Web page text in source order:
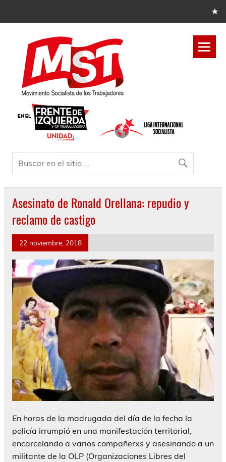
Asesinato de Ronald Orellana: repudio y
reclamo de castigo
22 noviembre, 2018
En horas de la madrugada del día de la fecha la
policía irrumpió en una manifestación territorial,
encarcelando a varios compañerxs y asesinando a un
militante de la OLP (Organizaciones Libres del